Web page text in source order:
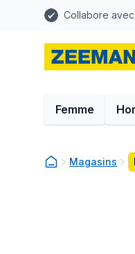
Collabore
Femme
Magasins